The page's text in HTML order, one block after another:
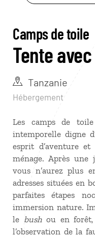
Camps de toile
Tente
Tanzanie
Hébergement
Les camps de
intemporelle digne
esprit d’aventure
ménage. Après une
vous n’aurez plus
adresses situées en
parfaites étapes
immersion nature.
le bushou en forêt,
l’observation de la